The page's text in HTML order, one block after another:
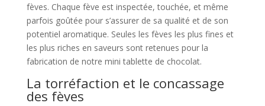
fèves. Chaque fève est inspectée, touchée, et même
parfois goûtée pour s’assurer de sa qualité et de son
potentiel aromatique. Seules les fèves les plus fines et
les plus riches en saveurs sont retenues pour la
fabrication de notre mini tablette de chocolat.
La torréfaction et le concassage
des fèves